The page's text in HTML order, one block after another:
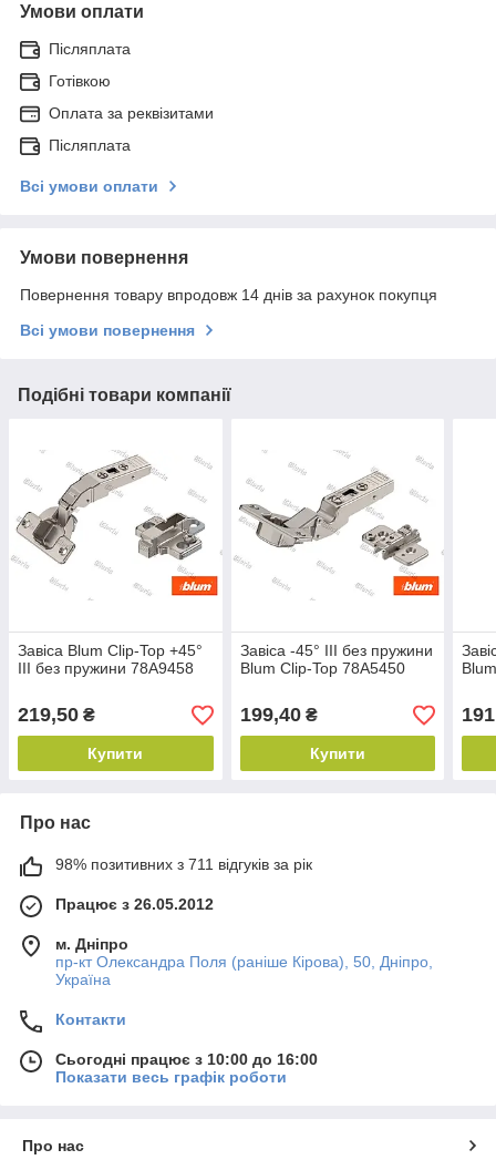
Умови оплати
Післяплата
Готівкою
Оплата за реквізитами
Післяплата
Всі умови оплати
Умови повернення
Повернення товару впродовж 14 днів за рахунок покупця
Всі умови повернення
Подібні товари компанії
Завіса Blum Clip-Top +45°
III без пружини 78A9458
219,50 ₴
Купити
Завіса -45° III без пружини
Blum Clip-Top 78A5450
199,40₴
Купити
Про нас
98% позитивних з 711 відгуків за рік
Працює з 26.05.2012
м. Дніпро
пр-кт Олександра Поля (раніше Кірова), 50, Дніпро,
Україна
Контакти
Сьогодні працює з 10:00 до 16:00
Показати весь графік роботи
Про нас